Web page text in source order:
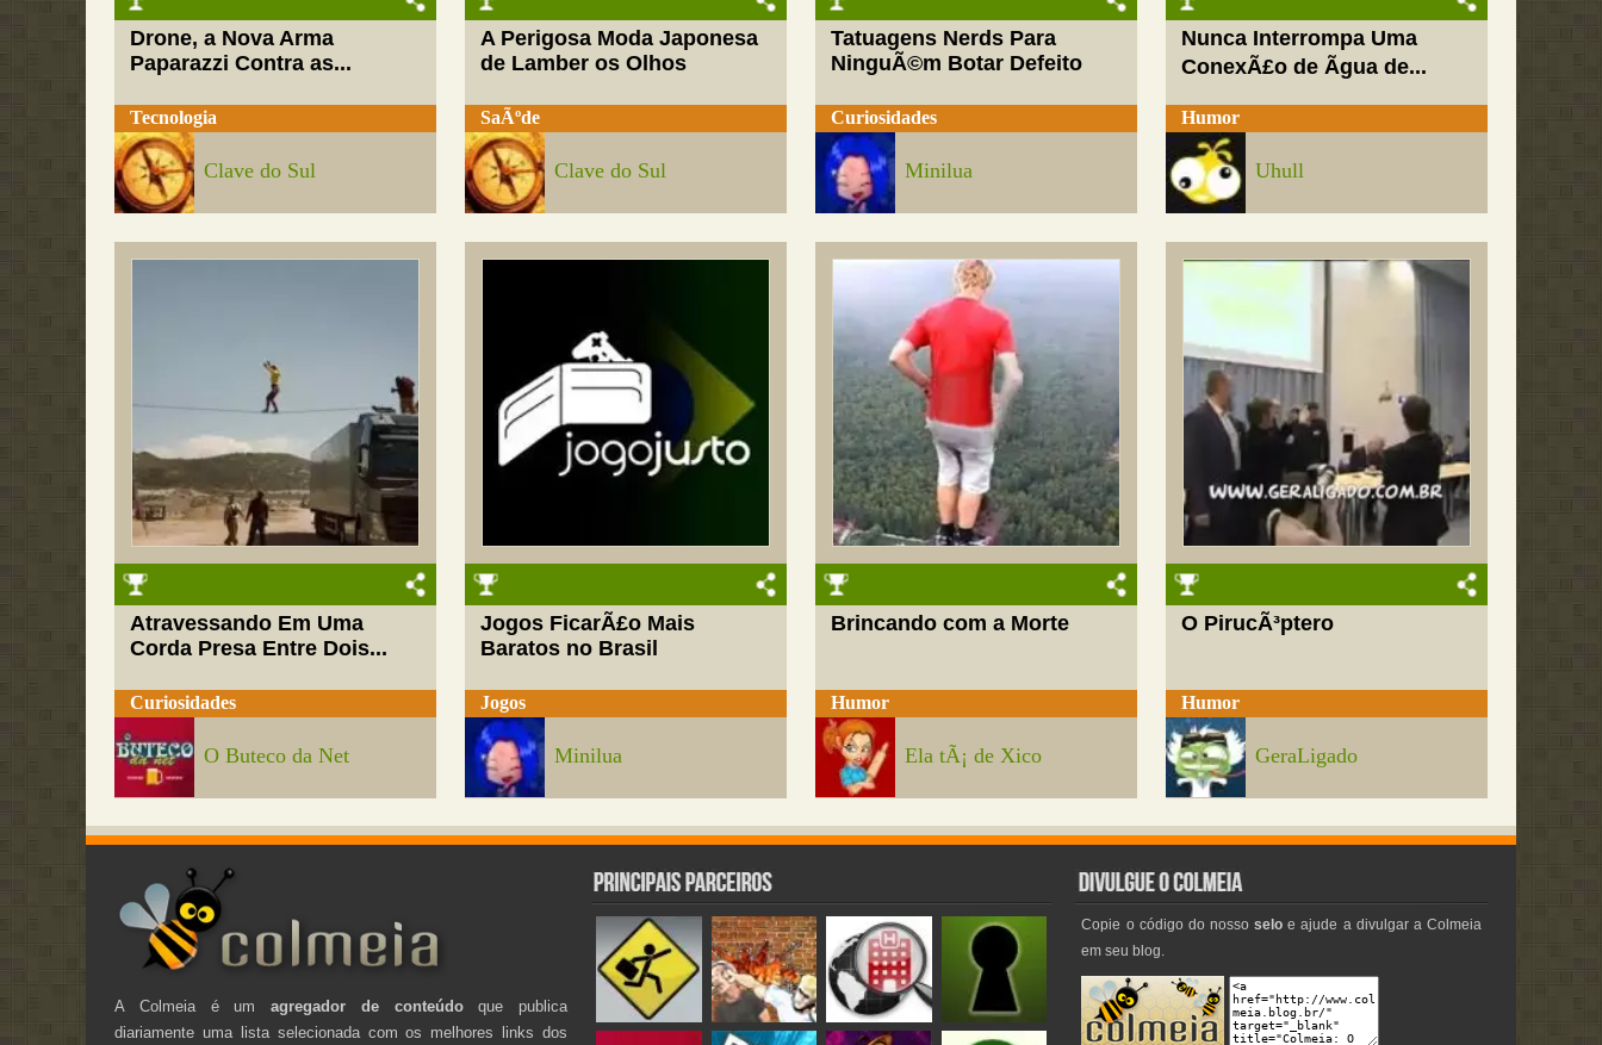
Drone, a Nova Arma
Paparazzi Contra as...
Tecnologia
Clave do Sul
A Perigosa Moda Japonesa
de Lamber os Olhos
SaÃºde
Clave do Sul
Tatuagens Nerds Para
NinguÃ©m Botar Defeito
Curiosidades
Minilua
Nunca Interrompa Uma
ConexÃ£o de Ãgua de...
Humor
Uhull
Atravessando Em Uma
Corda Presa Entre Dois...
Curiosidades
O Buteco da Net
Jogos FicarÃ£o Mais
Baratos no Brasil
Jogos
Minilua
Brincando com a Morte
Humor
Ela tÃ¡ de Xico
O PirucÃ³ptero
Humor
GeraLigado
A Colmeia é umagregador de conteúdoque publica
diariamente uma lista selecionada com os melhores links dos
Copie o código do nossoselo e ajude a divulgar a Colmeia
em seu blog.